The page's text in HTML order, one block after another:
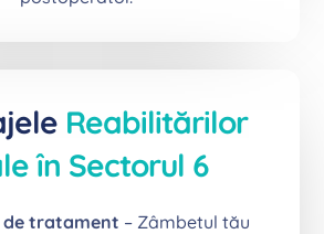
Reabilitărilor
în Sectorul 6
de tratament – Zâmbetul tău